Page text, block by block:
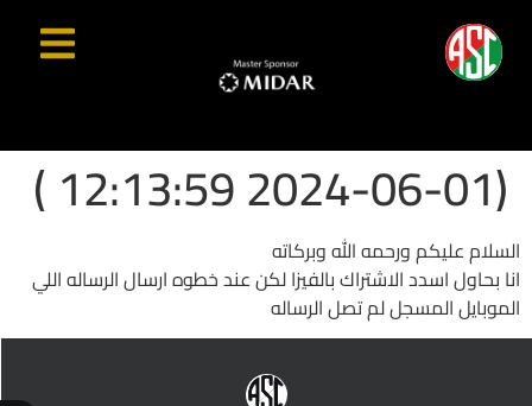
(2024-06-01 12:13:59 )
السلام عليكم ورحمه الله وبركاته
انا بحاول اسدد الاشتراك بالفيزا لكن عند خطوه ارسال الرساله اللي
الموبايل المسجل لم تصل الرساله